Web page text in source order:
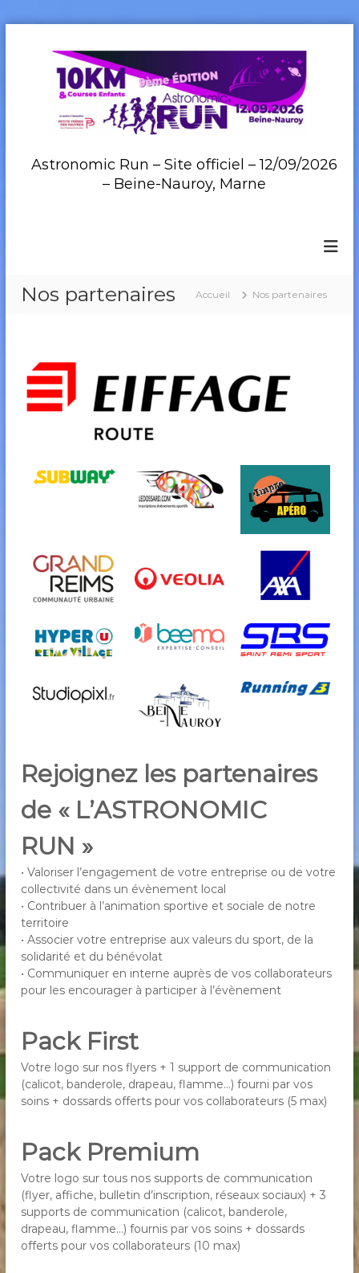
Astronomic Run – Site officiel – 12/09/2026
– Beine-Nauroy, Marne
Nos partenaires Accueil Nos partenaires
Rejoignez les partenaires
de « L’ASTRONOMIC
RUN »
• Valoriser l’engagement de votre entreprise ou de votre
collectivité dans un évènement local
• Contribuer à l’animation sportive et sociale de notre
territoire
• Associer votre entreprise aux valeurs du sport, de la
solidarité et du bénévolat
• Communiquer en interne auprès de vos collaborateurs
pour les encourager à participer à l’évènement
Pack First
Votre logo sur nos flyers + 1 support de communication
(calicot, banderole, drapeau, flamme…) fourni par vos
soins + dossards offerts pour vos collaborateurs (5 max)
Pack Premium
Votre logo sur tous nos supports de communication
(flyer, affiche, bulletin d’inscription, réseaux sociaux) + 3
supports de communication (calicot, banderole,
drapeau, flamme…) fournis par vos soins + dossards
offerts pour vos collaborateurs (10 max)